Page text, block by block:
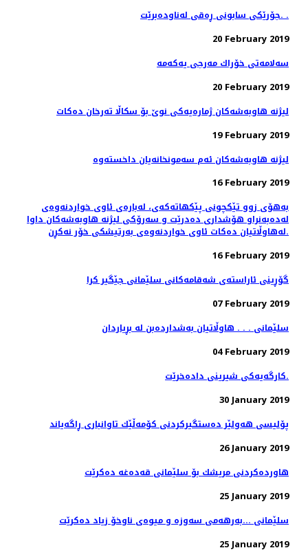
جۆرێكی سابونی ڕه‌قی له‌ناوده‌برێت. .
20 February 2019
20 February 2019
لیژنه‌ هاوبه‌شه‌كان ژماره‌یه‌كی نوێ بۆ سكاڵا ته‌رخان ده‌كات
19 February 2019
16 February 2019
به‌هۆی زوو تێكچونی پێكهاته‌كه‌ی، لەبارەی ئاوی خواردنەوەی
له‌ده‌به‌نراو هۆشداری دەدرێت و سه‌رۆكی لیژنه هاوبه‌شه‌كان داوا
له‌هاوڵاتیان ده‌كات ئاوی خواردنه‌وه‌ی به‌رتیشكی خۆر نه‌كڕن.
16 February 2019
گۆڕینی ئاراسته‌ی شه‌قامه‌كانی سلێمانی جێگیر كرا
07 February 2019
سلێمانی . . . هاوڵاتیان به‌شدارده‌بن له‌ بڕیاردان
04 February 2019
کارگەیەکی شیرینی دادەخرێت.
30 January 2019
پۆلیسی هەولێر دەستگیركردنی كۆمەڵێك تاوانباری ڕاگەیاند
26 January 2019
هاوردەكردنی مریشك بۆ سلێمانی قەدەغە دەكرێت
25 January 2019
سلێمانی ...بەرهەمی سەوزە و میوەی ناوخۆ زیاد دەكرێت
25 January 2019